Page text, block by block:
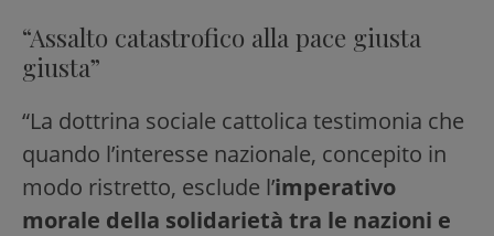
“Assalto catastrofico alla pace giusta
giusta”
“La dottrina sociale cattolica testimonia che
quando l’interesse nazionale, concepito in
modo ristretto, esclude l’imperativo
morale della solidarietà tra le nazioni e